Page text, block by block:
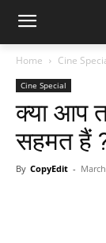
Home Cine
Cine Special
क्‍या आप
सहमत हैं
By CopyEdit -